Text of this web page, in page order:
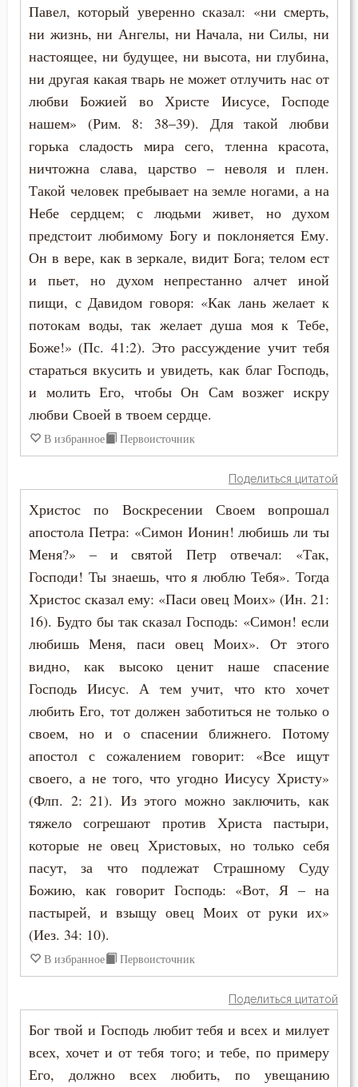
Павел, который уверенно сказал: «ни смерть,
ни жизнь, ни Ангелы, ни Начала, ни Силы, ни
настоящее, ни будущее, ни высота, ни глубина,
ни другая какая тварь не может отлучить нас от
любви Божией во Христе Иисусе, Господе
нашем» (Рим. 8: 38–39). Для такой любви
горька сладость мира сего, тленна красота,
ничтожна слава, царство – неволя и плен.
Такой человек пребывает на земле ногами, а на
Небе сердцем; с людьми живет, но духом
предстоит любимому Богу и поклоняется Ему.
Он в вере, как в зеркале, видит Бога; телом ест
и пьет, но духом непрестанно алчет иной
пищи, с Давидом говоря: «Как лань желает к
потокам воды, так желает душа моя к Тебе,
Боже!» (Пс. 41:2). Это рассуждение учит тебя
стараться вкусить и увидеть, как благ Господь,
и молить Его, чтобы Он Сам возжег искру
любви Своей в твоем сердце.
В избранное Первоисточник
Поделиться цитатой
Христос по Воскресении Своем вопрошал
апостола Петра: «Симон Ионин! любишь ли ты
Меня?» – и святой Петр отвечал: «Так,
Господи! Ты знаешь, что я люблю Тебя». Тогда
Христос сказал ему: «Паси овец Моих» (Ин. 21:
16). Будто бы так сказал Господь: «Симон! если
любишь Меня, паси овец Моих». От этого
видно, как высоко ценит наше спасение
Господь Иисус. А тем учит, что кто хочет
любить Его, тот должен заботиться не только о
своем, но и о спасении ближнего. Потому
апостол с сожалением говорит: «Все ищут
своего, а не того, что угодно Иисусу Христу»
(Флп. 2: 21). Из этого можно заключить, как
тяжело согрешают против Христа пастыри,
которые не овец Христовых, но только себя
пасут, за что подлежат Страшному Суду
Божию, как говорит Господь: «Вот, Я – на
пастырей, и взыщу овец Моих от руки их»
(Иез. 34: 10).
В избранное Первоисточник
Поделиться цитатой
Бог твой и Господь любит тебя и всех и милует
всех, хочет и от тебя того; и тебе, по примеру
Его, должно всех любить, по увещанию